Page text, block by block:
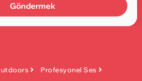
Göndermek
Profesyonel Ses